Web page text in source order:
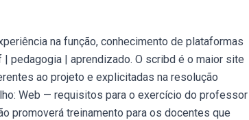
na função, conhecimento de plataformas
pedagogia | aprendizado. O scribd é o maior site
ao projeto e explicitadas na resolução
Web — requisitos para o exercício do professor
promoverá treinamento para os docentes que